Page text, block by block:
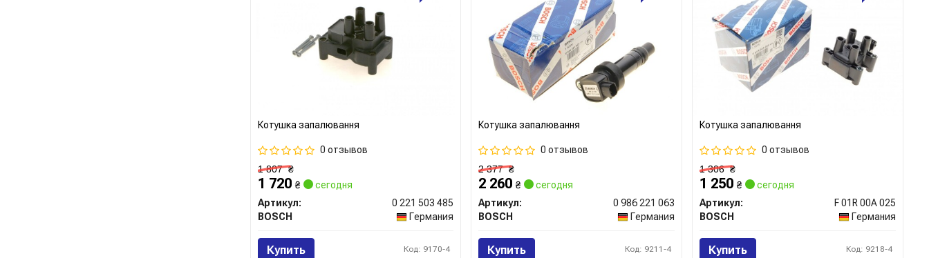
Котушка запалювання
0 отзывов
1 807₴
1 720 ₴
сегодня
Артикул:
0 221 503 485
BOSCH
Германия
Купить Код: 9170-4
Котушка запалювання
0 отзывов
2 377₴
2 260₴
сегодня
Артикул:
0 986 221 063
BOSCH
Германия
Купить Код: 9211-4
Котушка запалювання
0 отзывов
1 306₴
1 250₴
сегодня
Артикул:
F 01R 00A 025
BOSCH
Германия
Купить Код: 9218-4